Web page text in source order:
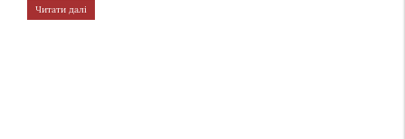
Читати далі